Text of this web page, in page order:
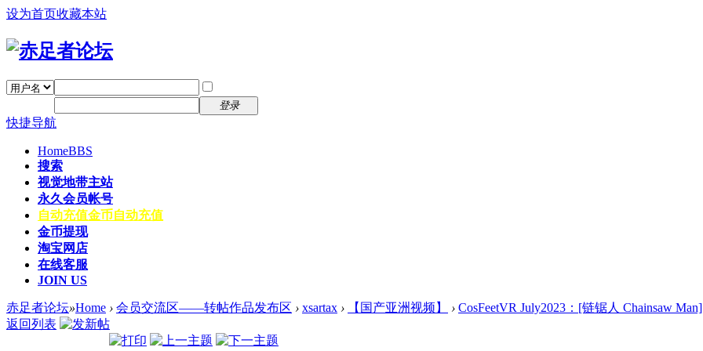
设为首页收藏本站
登录
快捷导航
HomeBBS
搜索
视觉地带主站
永久会员帐号
自动充值金币自动充值
金币提现
淘宝网店
在线客服
JOIN US
赤足者论坛»Home › 会员交流区——转帖作品发布区 › xsartax › 【国产亚洲视频】 › CosFeetVR July2023：[链锯人 Chainsaw
返回列表